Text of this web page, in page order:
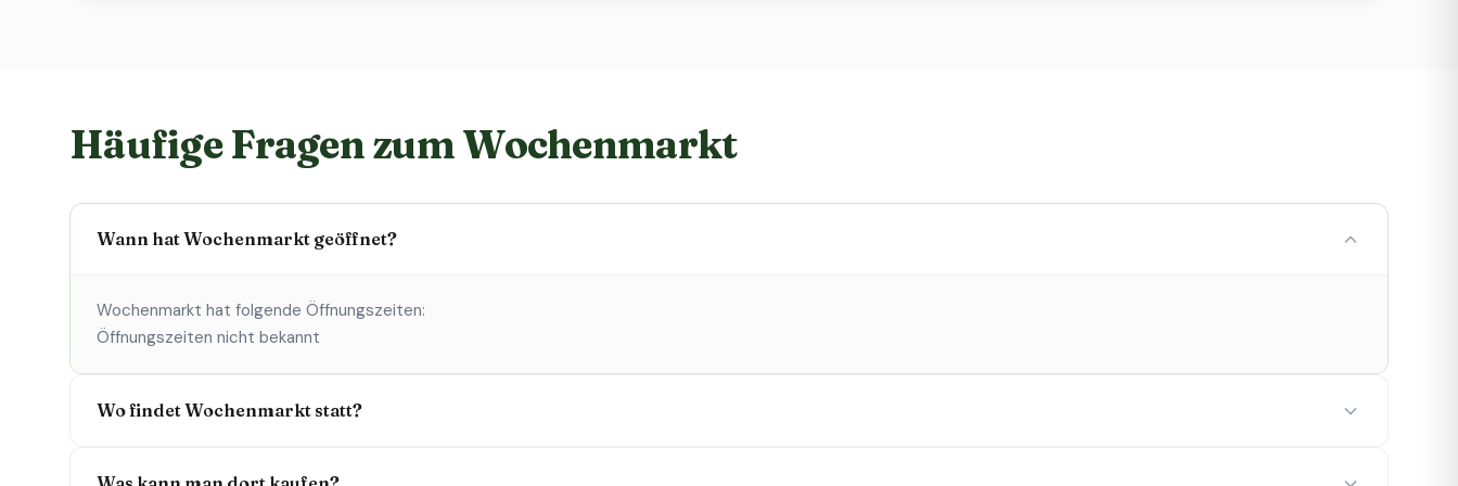
Häufige Fragen zum Wochenmarkt
Wann hat Wochenmarkt geöffnet?
Wochenmarkt hat folgende Öffnungszeiten:
Öffnungszeiten nicht bekannt
Wo findet Wochenmarkt statt?